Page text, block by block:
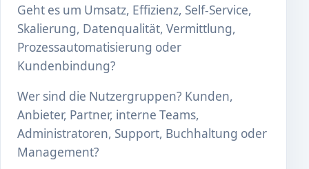
Geht es um Umsatz, Effizienz, Self-Service,
Skalierung, Datenqualität, Vermittlung,
Prozessautomatisierung oder
Kundenbindung?
Wer sind die Nutzergruppen? Kunden,
Anbieter, Partner, interne Teams,
Administratoren, Support, Buchhaltung oder
Management?